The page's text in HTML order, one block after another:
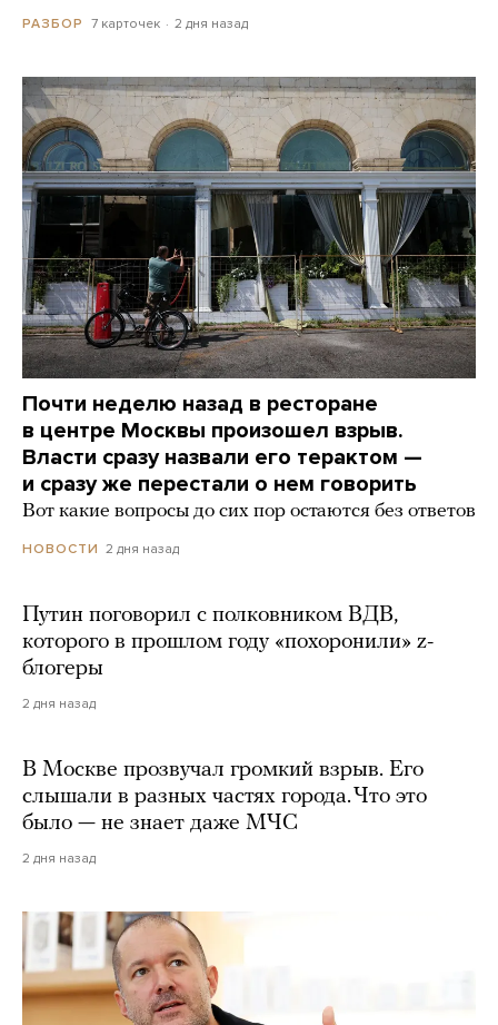
РАЗБОР 7 карточек 2 дня назад
Почти неделю назад в ресторане
в центре Москвы произошел взрыв.
Власти сразу назвали его терактом —
и сразу же перестали о нем говорить
Вот какие вопросы до сих пор остаются без ответов
НОВОСТИ 2 дня назад
Путин поговорил с полковником ВДВ,
которого в прошлом году «похоронили» z-
блогеры
2 дня назад
В Москве прозвучал громкий взрыв. Его
слышали в разных частях города. Что это
было — не знает даже МЧС
2 дня назад